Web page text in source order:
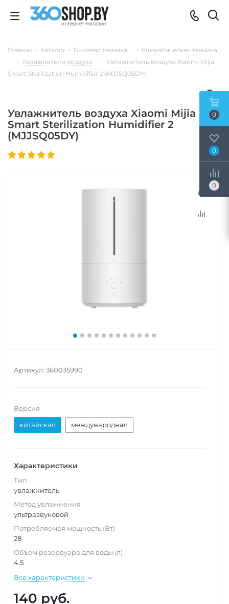
Главная - Каталог - Бытовая техника - Климатическая техника
- Увлажнители воздуха - Увлажнитель воздуха Xiaomi Mijia
Smart Sterilization Humidifier 2 (MJJSQ05DY)
Увлажнитель воздуха Xiaomi Mijia
Smart Sterilization Humidifier 2
(MJJSQ05DY)
Артикул: 360035990
Версия
китайская
международная
Характеристики
Тип
увлажнитель
Метод увлажнения
ультразвуковой
Потребляемая мощность (Вт)
28
Объем резервуара для воды (л)
4.5
Все характеристики
140 руб.
0
0
0